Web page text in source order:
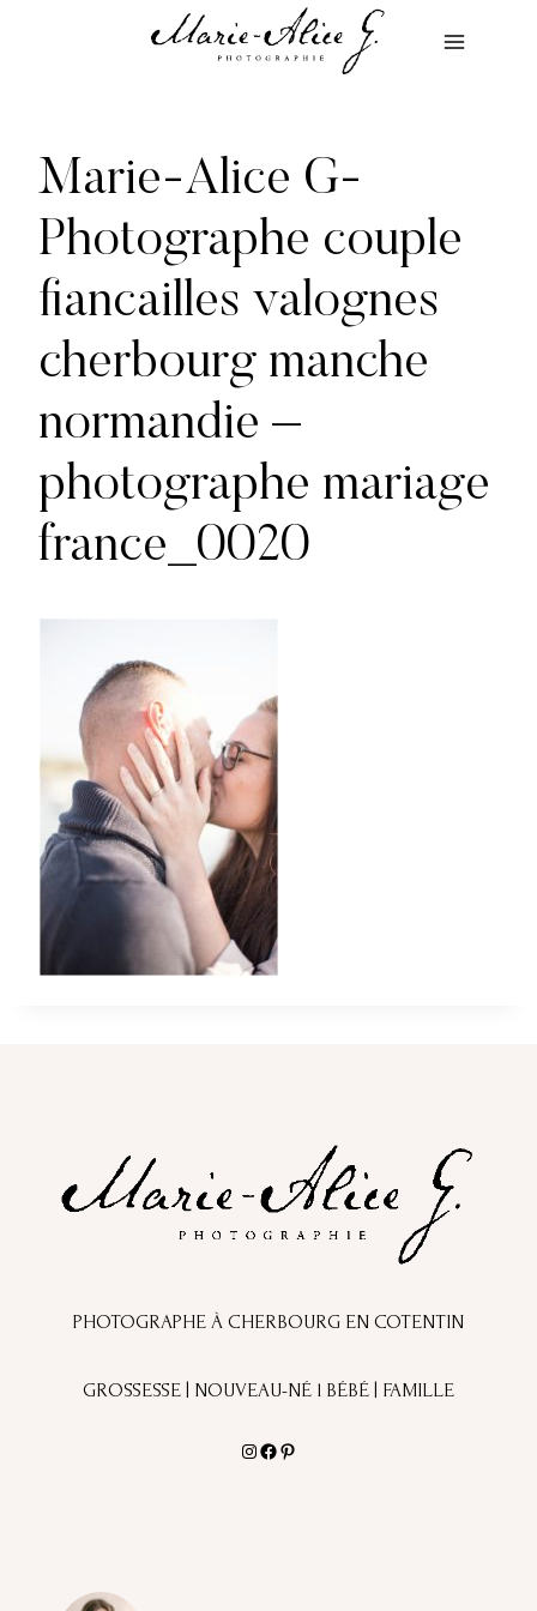
Marie-Alice G-
Photographe couple
fiancailles valognes
cherbourg manche
normandie –
photographe mariage
france_0020
PHOTOGRAPHE À CHERBOURG EN COTENTIN
GROSSESSE | NOUVEAU-NÉ l BÉBÉ | FAMILLE
Instagram
Facebook
Pinterest